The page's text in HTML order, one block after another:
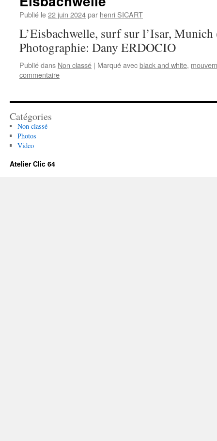
Publié le22 juin 2024par henri SICART
L’Eisbachwelle, surf sur l’Isar,
Photographie: Dany ERDOCIO
Publié dans Non classé | Marqué avecblack and white,
commentaire
Catégories
Non classé
Photos
Video
Atelier Clic 64